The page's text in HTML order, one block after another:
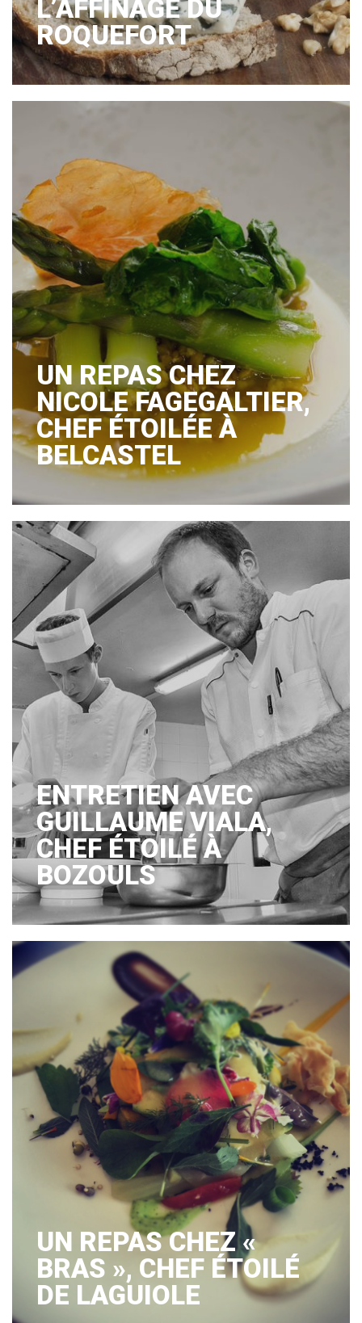
L’AFFINAGE DU
ROQUEFORT
UN REPAS CHEZ
NICOLE FAGEGALTIER,
CHEF ÉTOILÉE À
BELCASTEL
ENTRETIEN AVEC
GUILLAUME VIALA,
CHEF ÉTOILÉ À
BOZOULS
UN REPAS CHEZ «
BRAS », CHEF ÉTOILÉ
DE LAGUIOLE